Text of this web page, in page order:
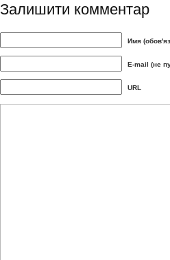
Залишити комментар
Имя
E-mail (не
URL